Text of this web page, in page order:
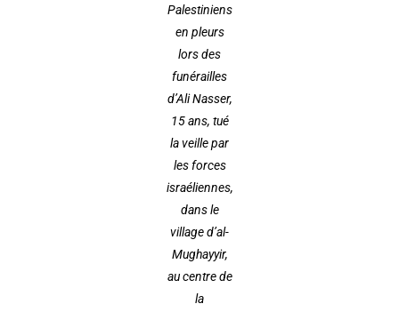
Palestiniens
en pleurs
lors des
funérailles
d’Ali Nasser,
15 ans, tué
la veille par
les forces
israéliennes,
dans le
village d’al-
Mughayyir,
au centre de
la